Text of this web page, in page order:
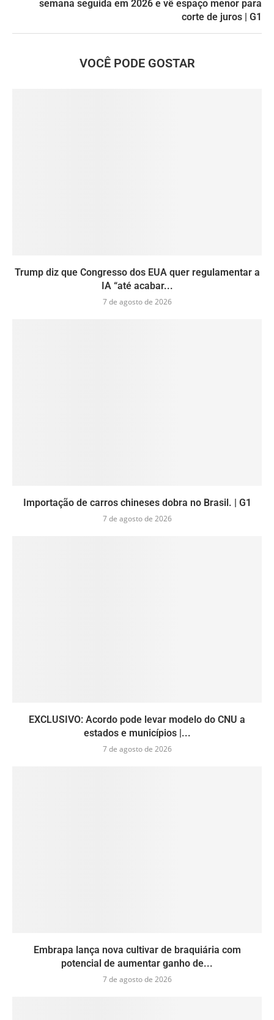
semana seguida em 2026 e vê espaço menor para
corte de juros | G1
VOCÊ PODE GOSTAR
Trump diz que Congresso dos EUA quer regulamentar a
IA “até acabar...
7 de agosto de 2026
Importação de carros chineses dobra no Brasil. | G1
7 de agosto de 2026
EXCLUSIVO: Acordo pode levar modelo do CNU a
estados e municípios |...
7 de agosto de 2026
Embrapa lança nova cultivar de braquiária com
potencial de aumentar ganho de...
7 de agosto de 2026